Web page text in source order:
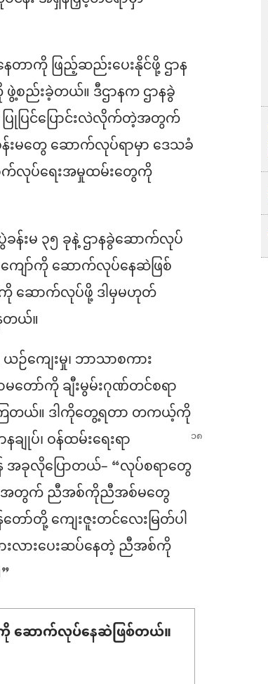
တာကို ဖြည့်ဆည်းပေးနိုင်ဖို့ ဌာန
စည်းခဲ့တယ်။ ဒီဌာနက ဌာနခွဲ
ပြင်ပြောင်းလဲလိုက်တဲ့အတွက်
န်းမတွေ ဆောက်လုပ်ရာမှာ ဒေသခံ
လုပ်ရေးအမှုထမ်းတွေကို
ခန်းမ ၃၅ ခုနဲ့ ဌာနခွဲဆောက်လုပ်
ကျော်ကို ဆောက်လုပ်နေဆဲဖြစ်
ာ်ကို ဆောက်လုပ်ဖို့ ဒါမှမဟုတ်
တယ်။
ဉ်ကျေးမှု၊ ဘာသာစကား
တော်ကို ချီးမွမ်းဂုဏ်တင်စရာ
တယ်။ ဒါကိုတွေ့ရတာ တကယ့်ကို
ချုပ်၊ဝန်ထမ်းရေးရာ
အခုလိုပြောတယ်– “လုပ်စရာတွေ
ငန်းအတွက် ညီအစ်ကိုညီအစ်မတွေ
ော်တို့ ကျေးဇူးတင်လေးမြတ်ပါ
ားပေးဆပ်နေတဲ့ ညီအစ်ကို
ကို ဆောက်လုပ်နေဆဲဖြစ်တယ်။